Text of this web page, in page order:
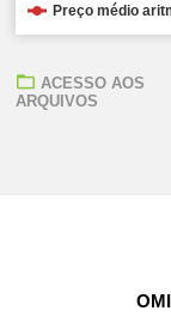
Preço médio
ACESSO AOS
ARQUIVOS